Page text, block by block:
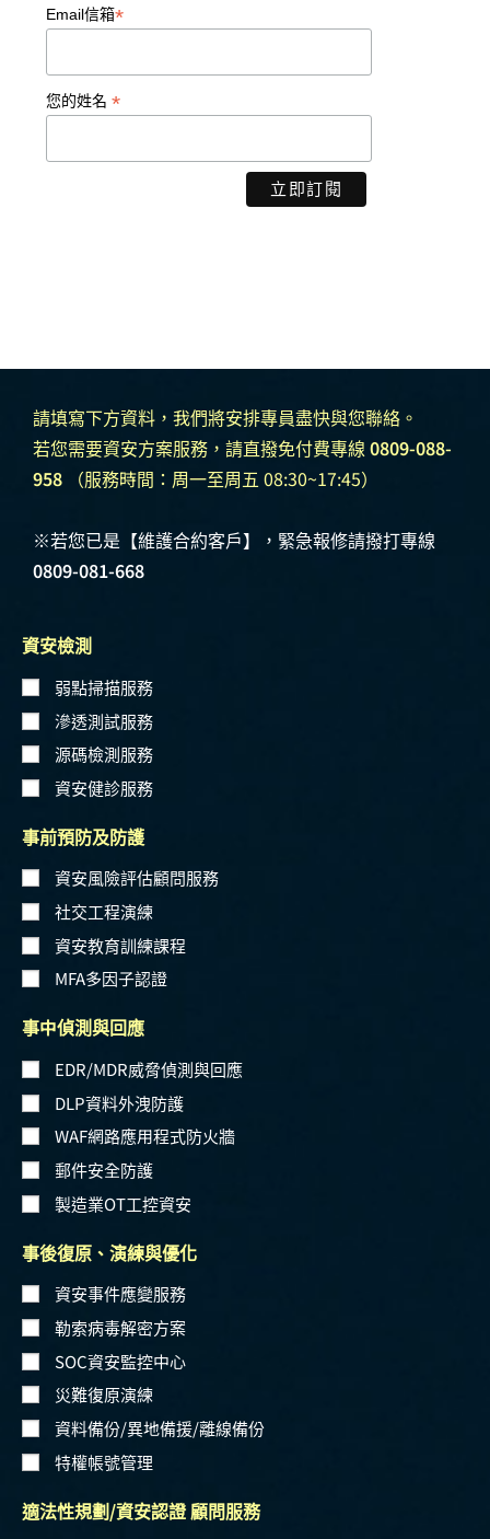
Email信箱*
您的姓名*
請填寫下方資料，我們將安排專員盡快與您聯絡。
若您需要資安方案服務，請直撥免付費專線 0809-088-
958 （服務時間：周一至周五 08:30~17:45）
※若您已是【維護合約客戶】，緊急報修請撥打專線
0809-081-668
資安檢測
弱點掃描服務
滲透測試服務
源碼檢測服務
資安健診服務
事前預防及防護
資安風險評估顧問服務
社交工程演練
資安教育訓練課程
MFA多因子認證
事中偵測與回應
EDR/MDR威脅偵測與回應
DLP資料外洩防護
WAF網路應用程式防火牆
郵件安全防護
製造業OT工控資安
事後復原、演練與優化
資安事件應變服務
勒索病毒解密方案
SOC資安監控中心
災難復原演練
資料備份/異地備援/離線備份
特權帳號管理
適法性規劃/資安認證 顧問服務